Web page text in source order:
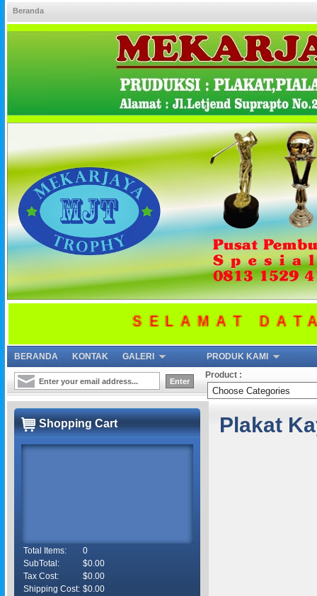
Beranda
SELAMAT
BERANDA KONTAK GALERI
PRODUK KAMI
Product :
Plakat
Shopping Cart
Total Items:
0
SubTotal:
$0.00
Tax Cost:
$0.00
Shipping Cost: $0.00